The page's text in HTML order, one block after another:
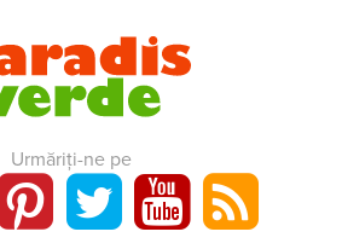
Urmăriți-ne pe